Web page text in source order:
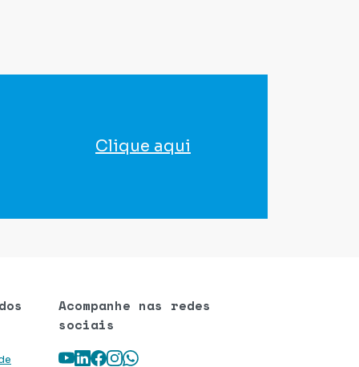
Clique aqui
Acompanhe nas redes
sociais
Youtube
LinkedIn
Facebook
Instagram
WhatsApp